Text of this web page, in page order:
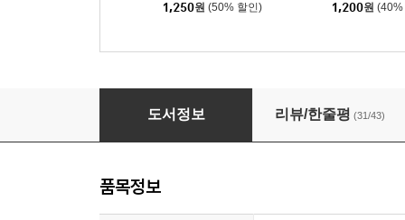
1,250원 (50% 할인) 1,200원 (40%
[대여] 갈매기의 꿈
도서정보 리뷰/한줄평 (31/43)
품목정보